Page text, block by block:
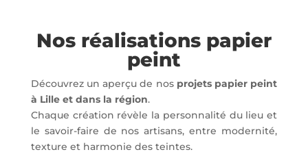
Nos réalisations papier
peint
Découvrez un aperçu de nos projets papier peint
à Lille et dans la région.
Chaque création révèle la personnalité du lieu et
le savoir-faire de nos artisans, entre modernité,
texture et harmonie des teintes.